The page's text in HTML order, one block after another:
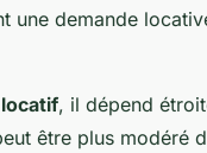
une demande
, il dépend
être plus modéré